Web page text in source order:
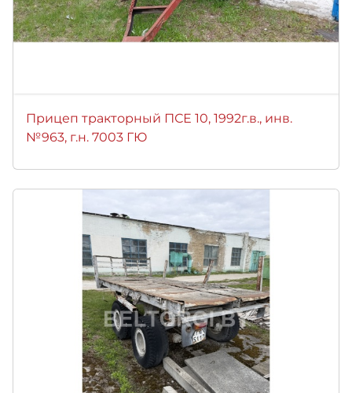
Прицеп тракторный ПСЕ 10, 1992г.в., инв.
№963, г.н. 7003 ГЮ